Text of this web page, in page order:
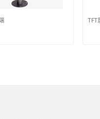
TFT